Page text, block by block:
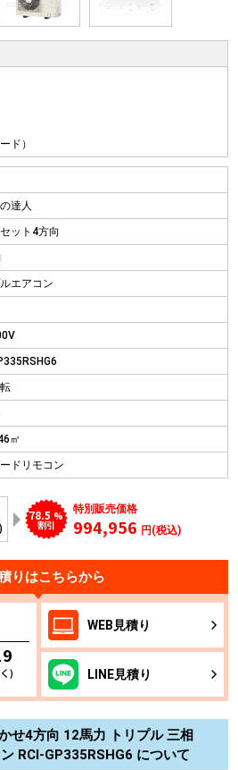
ド）
達人
ット4方向
エアコン
㎡
ドリモコン
78.5 %
割引
特別販売価格
994,956 円(税込)
りはこちらから
)
WEB 見積り
LINE見積り
せ4方向 12馬力 トリプル 三相
RCI-GP335RSHG6 について